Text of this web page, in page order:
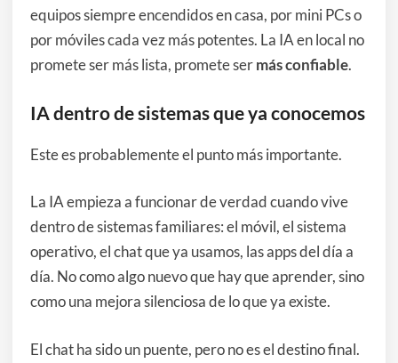
equipos siempre encendidos en casa, por mini PCs o
por móviles cada vez más potentes. La IA en local no
promete ser más lista, promete sermás confiable.
IA dentro de sistemas que ya conocemos
Este es probablemente el punto más importante.
La IA empieza a funcionar de verdad cuando vive
dentro de sistemas familiares: el móvil, el sistema
operativo, el chat que ya usamos, las apps del día a
día. No como algo nuevo que hay que aprender, sino
como una mejora silenciosa de lo que ya existe.
El chat ha sido un puente, pero no es el destino final.